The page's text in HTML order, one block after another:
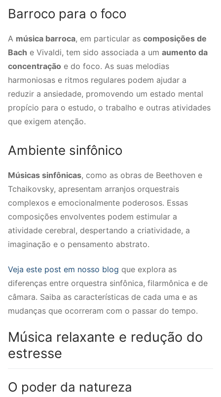
Barroco para o foco
A música barroca, em particular as composições de
Bach e Vivaldi, tem sido associada a um aumento da
concentração e do foco. As suas melodias
harmoniosas e ritmos regulares podem ajudar a
reduzir a ansiedade, promovendo um estado mental
propício para o estudo, o trabalho e outras atividades
que exigem atenção.
Ambiente sinfônico
Músicas sinfônicas, como as obras de Beethoven e
Tchaikovsky, apresentam arranjos orquestrais
complexos e emocionalmente poderosos. Essas
composições envolventes podem estimular a
atividade cerebral, despertando a criatividade, a
imaginação e o pensamento abstrato.
Veja este post em nosso blog que explora as
diferenças entre orquestra sinfônica, filarmônica e de
câmara. Saiba as características de cada uma e as
mudanças que ocorreram com o passar do tempo.
Música relaxante e redução do
estresse
O poder da natureza